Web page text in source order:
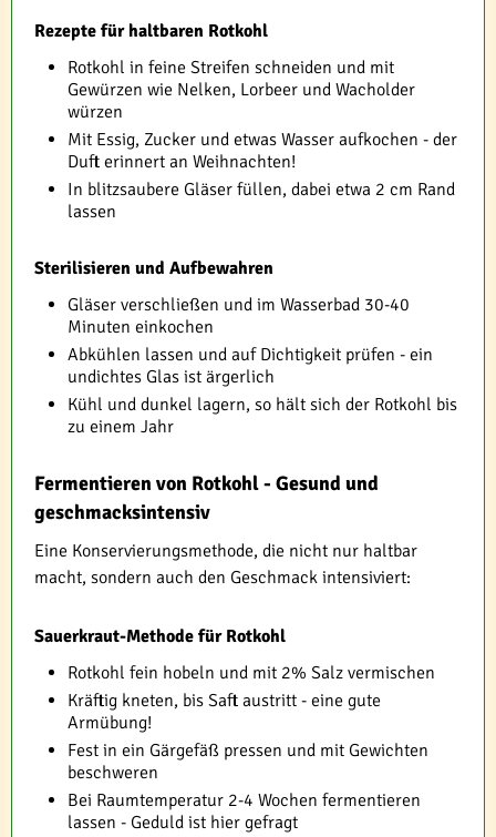
Rezepte für haltbaren Rotkohl
Rotkohl in feine Streifen schneiden und mit
Gewürzen wie Nelken, Lorbeer und Wacholder
würzen
Mit Essig, Zucker und etwas Wasser aufkochen - der
Duft erinnert an Weihnachten!
In blitzsaubere Gläser füllen, dabei etwa 2 cm Rand
lassen
Sterilisieren und Aufbewahren
Gläser verschließen und im Wasserbad 30-40
Minuten einkochen
Abkühlen lassen und auf Dichtigkeit prüfen - ein
undichtes Glas ist ärgerlich
Kühl und dunkel lagern, so hält sich der Rotkohl bis
zu einem Jahr
Fermentieren von Rotkohl - Gesund und
geschmacksintensiv
Eine Konservierungsmethode, die nicht nur haltbar
macht, sondern auch den Geschmack intensiviert:
Sauerkraut-Methode für Rotkohl
Rotkohl fein hobeln und mit 2% Salz vermischen
Kräftig kneten, bis Saft austritt - eine gute
Armübung!
Fest in ein Gärgefäß pressen und mit Gewichten
beschweren
Bei Raumtemperatur 2-4 Wochen fermentieren
lassen - Geduld ist hier gefragt